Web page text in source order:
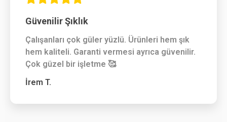
Güvenilir Şıklık
Çalışanları çok güler yüzlü. Ürünleri hem şık
hem kaliteli. Garanti vermesi ayrıca güvenilir.
Çok güzel bir işletme 🥰
İrem T.